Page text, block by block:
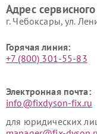
Адрес
г. Чебоксары, ул.
Горячая линия:
+7 (800) 301-55-83
Электронная почта:
info@fixdyson-fix.ru
для юридических